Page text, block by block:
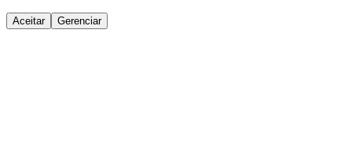
Aceitar Gerenciar